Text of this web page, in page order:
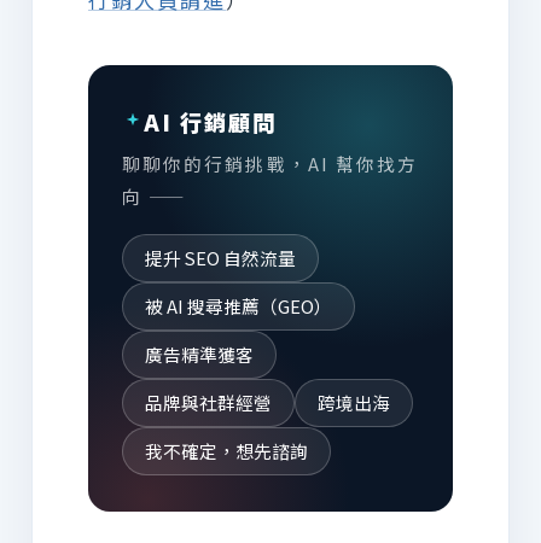
AI 行銷顧問
聊聊你的行銷挑戰，AI 幫你找方
向 ——
提升 SEO 自然流量
被 AI 搜尋推薦（GEO）
廣告精準獲客
品牌與社群經營
跨境出海
我不確定，想先諮詢